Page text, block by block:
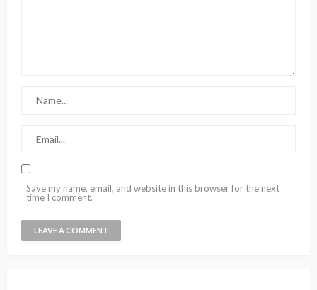
Save my name, email, and website in this browser for the next
time I comment.